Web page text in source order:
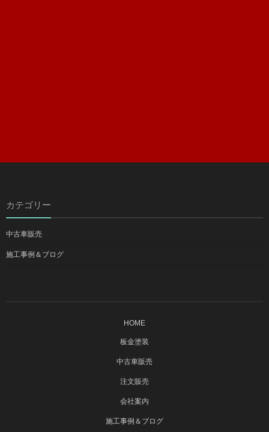
カテゴリー
中古車販売
施工事例＆ブログ
HOME
板金塗装
中古車販売
注文販売
会社案内
施工事例＆ブログ